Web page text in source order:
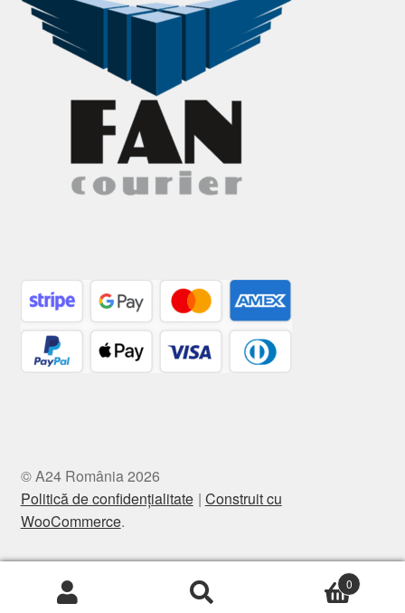
© A24 România 2026
Politică de confidențialitate Construit cu
WooCommerce.
0